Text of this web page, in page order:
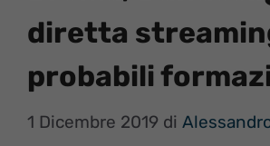
diretta
probabili
1 Dicembre 2019 di